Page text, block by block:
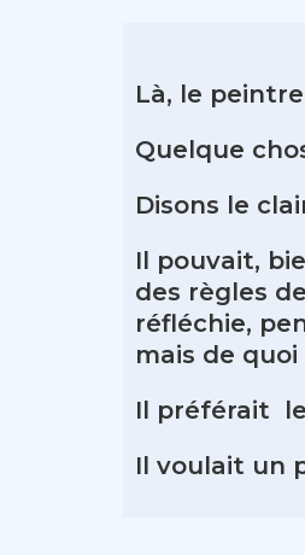
Là, le
Quelque
Disons le
Il pouvait,
des règles
réfléchie,
mais de quoi
Il préférait
Il voulait un